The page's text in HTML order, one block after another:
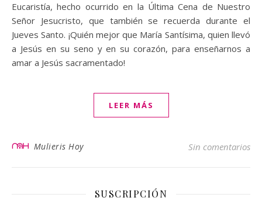
Eucaristía, hecho ocurrido en la Última Cena de Nuestro
Señor Jesucristo, que también se recuerda durante el
Jueves Santo. ¡Quién mejor que María Santísima, quien llevó
a Jesús en su seno y en su corazón, para enseñarnos a
amar a Jesús sacramentado!
LEER MÁS
Mulieris Hoy Sin comentarios
SUSCRIPCIÓN